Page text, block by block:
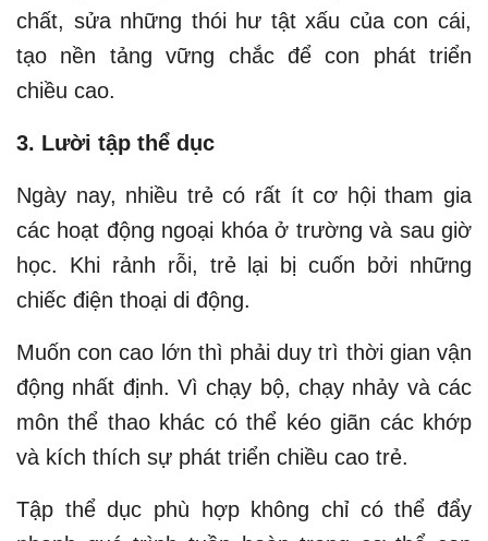
chất, sửa những thói hư tật xấu của con cái,
tạo nền tảng vững chắc để con phát triển
chiều cao.
3. Lười tập thể dục
Ngày nay, nhiều trẻ có rất ít cơ hội tham gia
các hoạt động ngoại khóa ở trường và sau giờ
học. Khi rảnh rỗi, trẻ lại bị cuốn bởi những
chiếc điện thoại di động.
Muốn con cao lớn thì phải duy trì thời gian vận
động nhất định. Vì chạy bộ, chạy nhảy và các
môn thể thao khác có thể kéo giãn các khớp
và kích thích sự phát triển chiều cao trẻ.
Tập thể dục phù hợp không chỉ có thể đẩy